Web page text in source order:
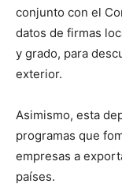
conjunto con el
datos de firmas
y grado, para
exterior.
Asimismo, esta
programas que
empresas a
países.